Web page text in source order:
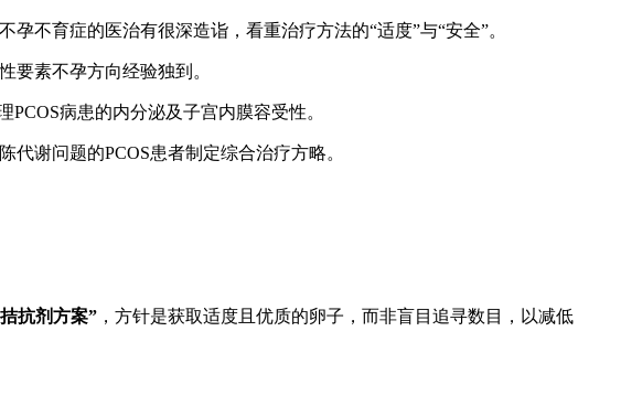
不育症的医治有很深造诣，看重治疗方法的“适度”与“安全”。
要素不孕方向经验独到。
病患的内分泌及子宫内膜容受性。
谢问题的PCOS患者制定综合治疗方略。
抗剂方案” ，方针是获取适度且优质的卵子，而非盲目追寻数目，以减低